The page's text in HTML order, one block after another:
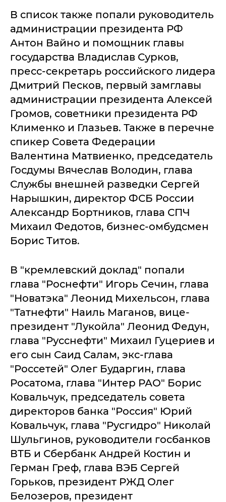
В список также попали руководитель
администрации президента РФ
Антон Вайно и помощник главы
государства Владислав Сурков,
пресс-секретарь российского лидера
Дмитрий Песков, первый замглавы
администрации президента Алексей
Громов, советники президента РФ
Клименко и Глазьев. Также в перечне
спикер Совета Федерации
Валентина Матвиенко, председатель
Госдумы Вячеслав Володин, глава
Службы внешней разведки Сергей
Нарышкин, директор ФСБ России
Александр Бортников, глава СПЧ
Михаил Федотов, бизнес-омбудсмен
Борис Титов.
В "кремлевский доклад" попали
глава "Роснефти" Игорь Сечин, глава
"Новатэка" Леонид Михельсон, глава
"Татнефти" Наиль Маганов, вице-
президент "Лукойла" Леонид Федун,
глава "Русснефти" Михаил Гуцериев и
его сын Саид Салам, экс-глава
"Россетей" Олег Бударгин, глава
Росатома, глава "Интер РАО" Борис
Ковальчук, председатель совета
директоров банка "Россия" Юрий
Ковальчук, глава "Русгидро" Николай
Шульгинов, руководители госбанков
ВТБ и Сбербанк Андрей Костин и
Герман Греф, глава ВЭБ Сергей
Горьков, президент РЖД Олег
Белозеров, президент